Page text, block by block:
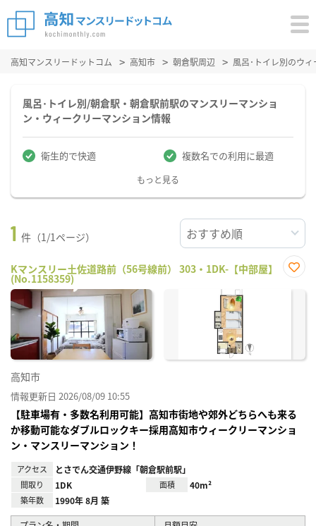
高知マンスリードットコム 高知市 朝倉駅周辺 風呂･トイレ別のウ
風呂･トイレ別/朝倉駅・朝倉駅前駅のマンスリーマンショ
ン・ウィークリーマンション情報
衛生的で快適 複数名での利用に最適
もっと見る
1 件（1/1ページ）
Kマンスリー土佐道路前（56号線前） 303・1DK-【中部屋】
(No.1158359)
に入
高知市
情報更新日 2026/08/09 10:55
【駐車場有・多数名利用可能】高知市街地や郊外どちらへも来る
か移動可能なダブルロックキー採用高知市ウィークリーマンショ
ン・マンスリーマンション！
アクセス とさでん交通伊野線「朝倉駅前駅」
間取り 1DK 面積 40m²
築年数 1990年 8月 築